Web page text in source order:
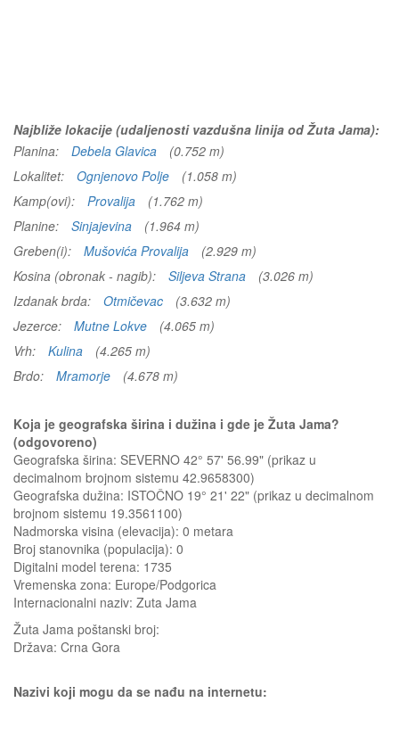
Najbliže lokacije (udaljenosti vazdušna linija od Žuta Jama):
Planina:
Debela Glavica
(0.752 m)
Lokalitet:
Ognjenovo Polje
(1.058 m)
Kamp(ovi):
Provalija
(1.762 m)
Planine:
Sinjajevina
(1.964 m)
Greben(i):
Mušovića Provalija
(2.929 m)
Kosina (obronak - nagib):
Siljeva Strana
(3.026 m)
Izdanak brda:
Otmičevac
(3.632 m)
Jezerce:
Mutne Lokve
(4.065 m)
Vrh:
Kulina
(4.265 m)
Brdo:
Mramorje (4.678 m)
Koja je geografska širina i dužina i gde je Žuta Jama?
(odgovoreno)
Geografska širina: SEVERNO 42° 57' 56.99" (prikaz u
decimalnom brojnom sistemu 42.9658300)
Geografska dužina: ISTOČNO 19° 21' 22" (prikaz u decimalnom
brojnom sistemu 19.3561100)
Nadmorska visina (elevacija): 0 metara
Broj stanovnika (populacija): 0
Digitalni model terena: 1735
Vremenska zona: Europe/Podgorica
Internacionalni naziv: Zuta Jama
Žuta Jama poštanski broj:
Država: Crna Gora
Nazivi koji mogu da se nađu na internetu: